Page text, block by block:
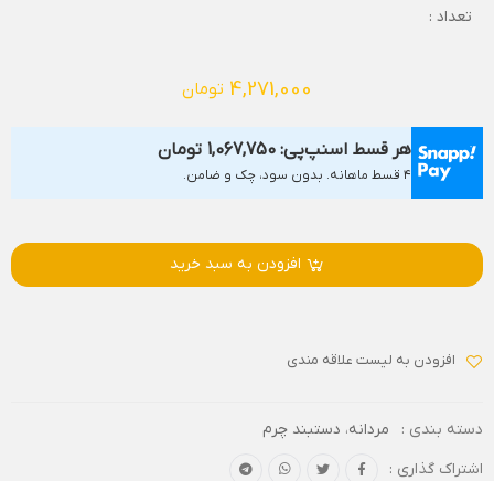
تعداد :
4,271,000 تومان
هر قسط اسنپ‌پی: 1,067,750 تومان
۴ قسط ماهانه. بدون سود، چک و ضامن.
افزودن به سبد خرید
افزودن به لیست علاقه مندی
دسته بندی : مردانه، دستبند چرم
اشتراک گذاری :